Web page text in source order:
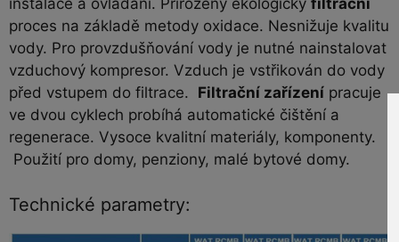
instalace a ovládání. Přirozený ekologický filtrační
proces na základě metody oxidace. Nesnižuje kvalitu
vody. Pro provzdušňování vody je nutné nainstalovat
vzduchový kompresor. Vzduch je vstřikován do vody
před vstupem do filtrace. Filtrační zařízení pracuje
ve dvou cyklech probíhá automatické čištění a
regenerace. Vysoce kvalitní materiály, komponenty.
Použití pro domy, penziony, malé bytové domy.
Technické parametry: